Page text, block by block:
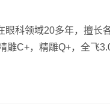
科领域20多年，擅长
雕C+，精雕Q+，全飞